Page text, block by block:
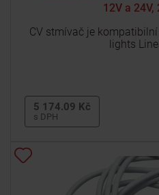
12V a 24V,
CV stmívač je
lights
5 174.09 Kč
s DPH